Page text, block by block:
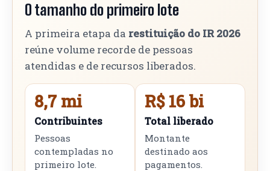
O tamanho do primeiro lote
A primeira etapa da restituição do IR 2026
reúne volume recorde de pessoas
atendidas e de recursos liberados.
8,7 mi
Contribuintes
Pessoas
contempladas no
primeiro lote.
R$ 16 bi
Total liberado
Montante
destinado aos
pagamentos.